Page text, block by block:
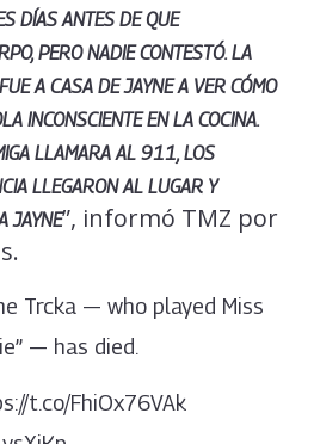
DÍAS ANTES DE QUE
PERO NADIE CONTESTÓ. LA
A CASA DE JAYNE A VER CÓMO
INCONSCIENTE EN LA COCINA.
LLAMARA AL 911, LOS
LLEGARON AL LUGAR Y
JAYNE”, informó TMZ por
Trcka — who played Miss
— has died.
t.co/FhiOx76VAk